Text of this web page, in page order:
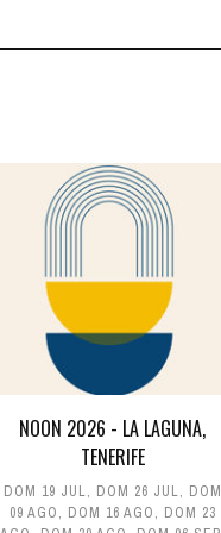
NOON 2026 - LA LAGUNA,
TENERIFE
DOM 19 JUL, DOM 26 JUL, DOM
09 AGO, DOM 16 AGO, DOM 23